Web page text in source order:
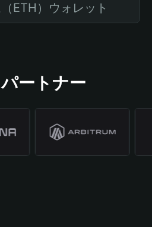
ETH）ウォレット
ートナー